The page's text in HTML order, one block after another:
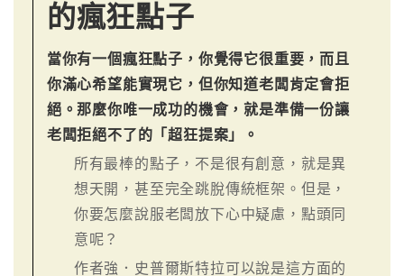
的瘋狂點子
當你有一個瘋狂點子，你覺得它很重要，而且
你滿心希望能實現它，但你知道老闆肯定會拒
絕。那麼你唯一成功的機會，就是準備一份讓
老闆拒絕不了的「超狂提案」。
所有最棒的點子，不是很有創意，就是異
想天開，甚至完全跳脫傳統框架。但是，
你要怎麼說服老闆放下心中疑慮，點頭同
意呢？
作者強．史普爾斯特拉可以說是這方面的